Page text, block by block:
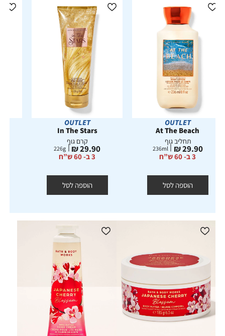
OUTLET
At The Beach
תחליב גוף
מחיר
מוצר
29.90 ₪
236ml
3 ב- 60 ש”ח
הוספה לסל
OUTLET
In The Stars
קרם גוף
מחיר
מוצר
29.90 ₪
226g
3 ב- 60 ש”ח
הוספה לסל